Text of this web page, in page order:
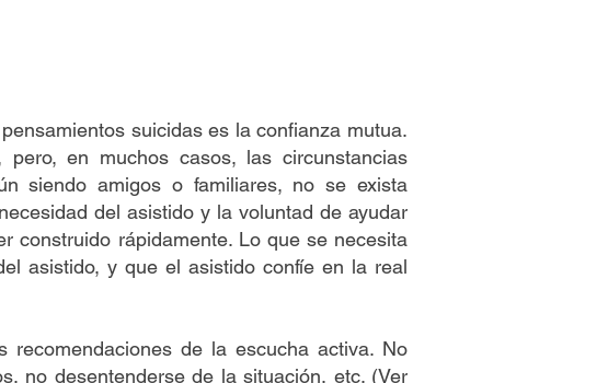
suicidas es la confianza mutua.
en muchos casos, las circunstancias
siendo amigos o familiares, no se exista
del asistido y la voluntad de ayudar
construido rápidamente. Lo que se necesita
asistido, y que el asistido confíe en la real
de la escucha activa. No
no desentenderse de la situación, etc. (Ver